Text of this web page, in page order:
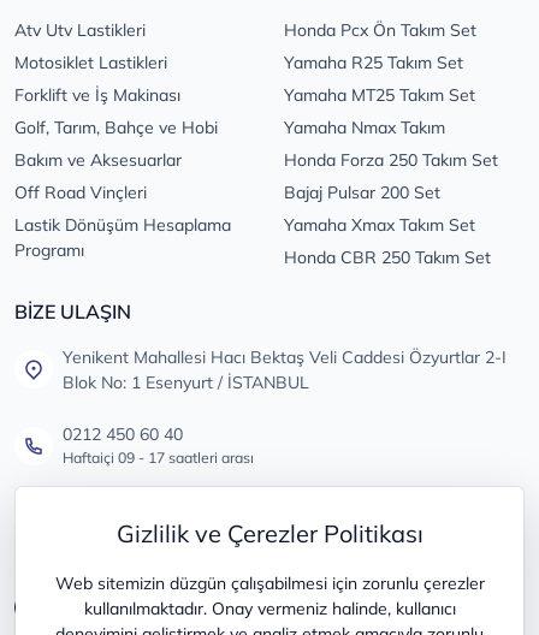
Gizlilik ve Çerezler Politikası
Web sitemizin düzgün çalışabilmesi için zorunlu çerezler
kullanılmaktadır. Onay vermeniz halinde, kullanıcı
Atv Utv Lastikleri
Motosiklet Lastikleri
Forklift ve İş Makinası
Golf, Tarım, Bahçe ve Hobi
Bakım ve Aksesuarlar
Off Road Vinçleri
Lastik Dönüşüm Hesaplama
Programı
Honda Pcx Ön Takım Set
Yamaha R25 Takım Set
Yamaha MT25 Takım Set
Yamaha Nmax Takım
Honda Forza 250 Takım Set
Bajaj Pulsar 200 Set
Yamaha Xmax Takım Set
Honda CBR 250 Takım Set
BİZE ULAŞIN
Yenikent Mahallesi Hacı Bektaş Veli Caddesi Özyurtlar 2-I
Blok No: 1 Esenyurt / İSTANBUL
0212 450 60 40
Haftaiçi 09 - 17 saatleri arası
Tüm öneri ve şikayetleriniz için